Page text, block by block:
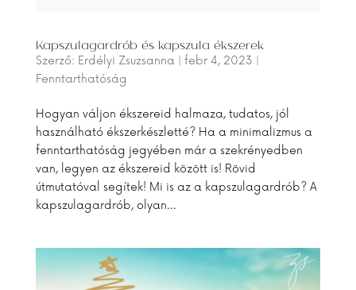
Kapszulagardrób és kapszula ékszerek
Szerző: Erdélyi Zsuzsanna| febr 4, 2023
Fenntarthatóság
Hogyan váljon ékszereid halmaza, tudatos, jól
használható ékszerkészletté? Ha a minimalizmus a
fenntarthatóság jegyében már a szekrényedben
van, legyen az ékszereid között is! Rövid
útmutatóval segítek! Mi is az a kapszulagardrób? A
kapszulagardrób, olyan...